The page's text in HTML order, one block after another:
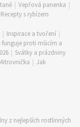
| Vepřová panenka |
Recepty s rybízem
| Inspirace a tvoření |
funguje proti mšicím a
| Svátky a prázdniny
| Jak
z nejlepších rostlinných